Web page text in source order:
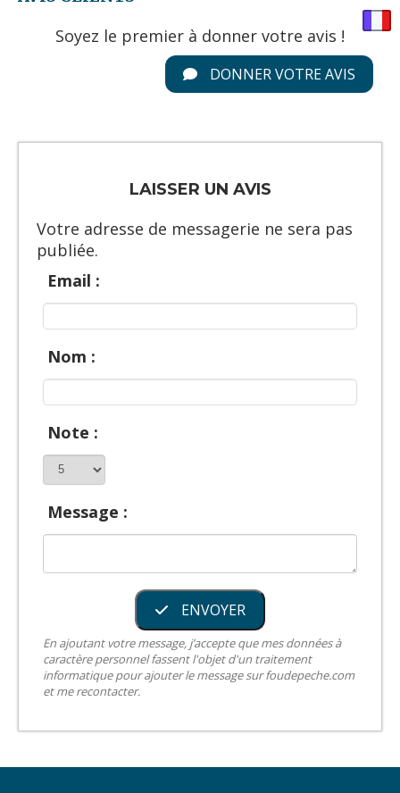
Soyez le premier à donner votre avis !
DONNER VOTRE AVIS
LAISSER UN AVIS
Votre adresse de messagerie ne sera pas
publiée.
Email :
Nom :
Note :
Message :
ENVOYER
En ajoutant votre message, j’accepte que mes données à
caractère personnel fassent l'objet d'un traitement
informatique pour ajouter le message sur foudepeche.com
et me recontacter.